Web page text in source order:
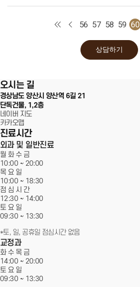
전후사진
에스원칼럼
블로그
서울에스원 특별함
임플란트
치아교정
심미치료
일반진료
커뮤니티
56 57 58 59 60
상담하기
서울에스원치과
오시는 길
경상남도 양산시 양산역 6길 21
단독건물, 1,2층
네이버 지도
카카오맵
진료시간
외과 및 일반진료
월 화 수 금
10:00 ~ 20:00
목 요 일
10:00 ~ 18:30
점 심 시 간
12:30 ~ 14:00
토 요 일
09:30 ~ 13:30
*토, 일, 공휴일 점심시간 없음
교정과
화 수 목 금
14:00 ~ 20:00
토 요 일
09:30 ~ 13:30